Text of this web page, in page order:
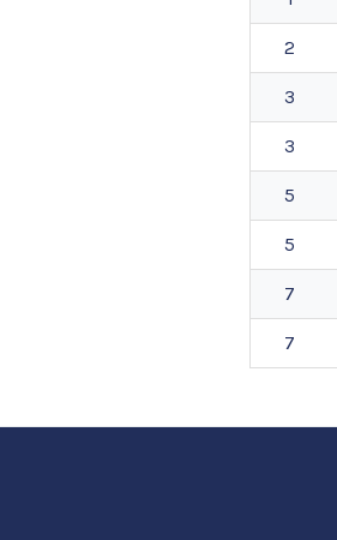
2
3
3
5
5
7
7